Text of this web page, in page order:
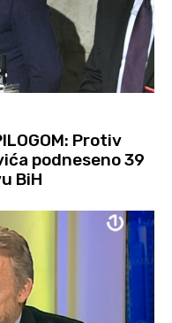
Protiv
podneseno 39
BiH